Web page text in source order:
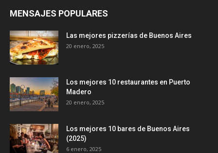
MENSAJES POPULARES
Las mejores pizzerías de Buenos Aires
20 enero, 2025
Los mejores 10 restaurantes en Puerto
Madero
20 enero, 2025
Los mejores 10 bares de Buenos Aires
(2025)
6 enero, 2025